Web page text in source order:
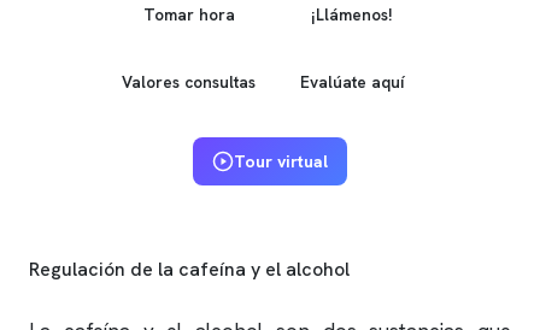
Tomar hora ¡Llámenos!
Valores consultas Evalúate aquí
Tour virtual
Regulación de la cafeína y el alcohol